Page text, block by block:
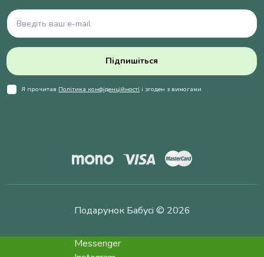
Підпишіться
Я прочитав Політика конфіденційності і згоден з вимогами
Подарунок Бабусі © 2026
Messenger